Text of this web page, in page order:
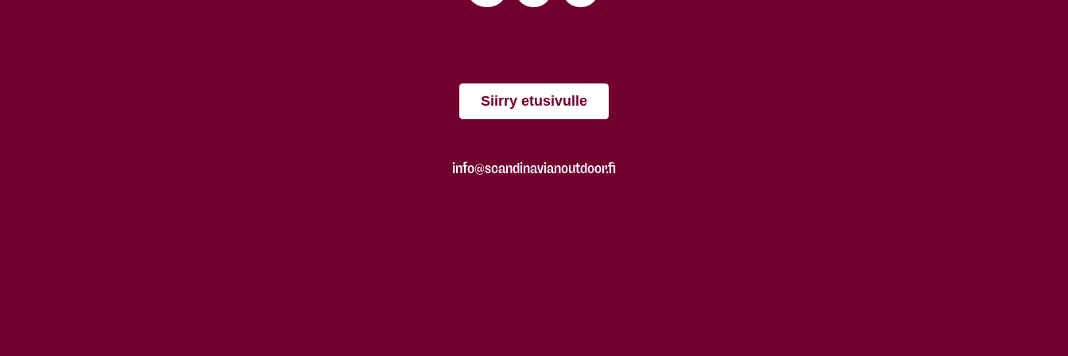
Siirry etusivulle
info@scandinavianoutdoor.fi